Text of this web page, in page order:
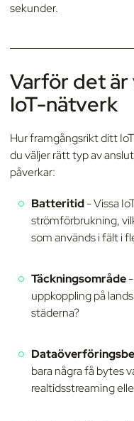
sekunder.
Varför det
IoT-nätverk
Hur framgångsrikt ditt
du väljer rätt typ av
påverkar:
Batteritid- Vissa
strömförbrukning,
som används i fält i
Täckningsområde
uppkoppling på
städerna?
bara några få bytes
realtidsstreaming